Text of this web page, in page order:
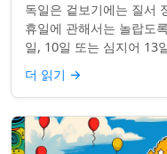
독일은 겉보기에는 질서
휴일에 관해서는 놀랍도
일, 10일 또는 심지어 13
그런 걸까요? 간단한 통찰...
더 읽기 →